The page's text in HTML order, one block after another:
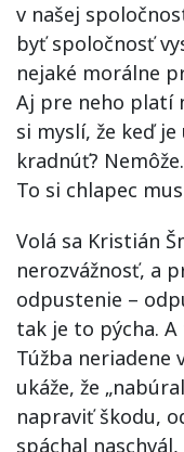
v našej
byť spoločnosť
nejaké morálne
Aj pre neho platí
si myslí, že keď
kradnúť?
To si chlapec
Volá sa Kristián
nerozvážnosť, a
odpustenie –
tak je to pýcha.
Túžba neriadene
ukáže, že
napraviť škodu,
spáchal